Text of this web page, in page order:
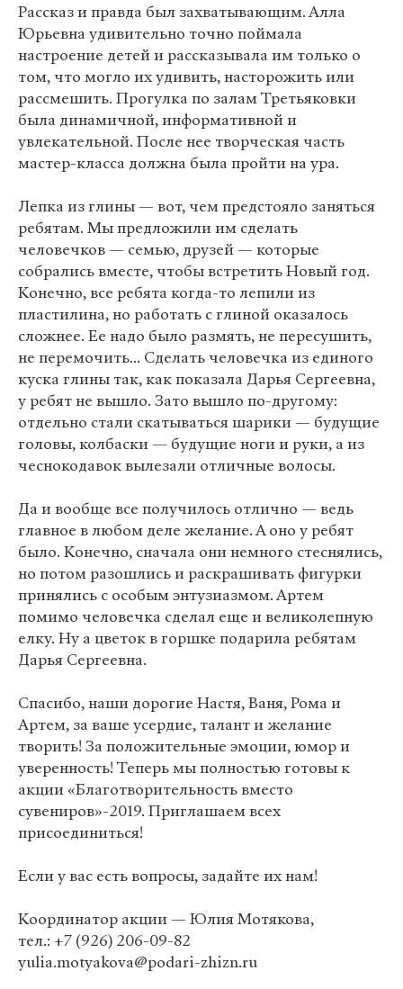
Рассказ и правда был захватывающим. Алла
Юрьевна удивительно точно поймала
настроение детей и рассказывала им только о
том, что могло их удивить, насторожить или
рассмешить. Прогулка по залам Третьяковки
была динамичной, информативной и
увлекательной. После нее творческая часть
мастер-класса должна была пройти на ура.
Лепка из глины — вот, чем предстояло заняться
ребятам. Мы предложили им сделать
человечков — семью, друзей — которые
собрались вместе, чтобы встретить Новый год.
Конечно, все ребята когда-то лепили из
пластилина, но работать с глиной оказалось
сложнее. Ее надо было размять, не пересушить,
не перемочить... Сделать человечка из единого
куска глины так, как показала Дарья Сергеевна,
у ребят не вышло. Зато вышло по-другому:
отдельно стали скатываться шарики — будущие
головы, колбаски — будущие ноги и руки, а из
чеснокодавок вылезали отличные волосы.
Да и вообще все получилось отлично — ведь
главное в любом деле желание. А оно у ребят
было. Конечно, сначала они немного стеснялись,
но потом разошлись и раскрашивать фигурки
принялись с особым энтузиазмом. Артем
помимо человечка сделал еще и великолепную
елку. Ну а цветок в горшке подарила ребятам
Дарья Сергеевна.
Спасибо, наши дорогие Настя, Ваня, Рома и
Артем, за ваше усердие, талант и желание
творить! За положительные эмоции, юмор и
уверенность! Теперь мы полностью готовы к
акции «Благотворительность вместо
сувениров»-2019. Приглашаем всех
присоединиться!
Если у вас есть вопросы, задайте их нам!
Координатор акции — Юлия Мотякова,
тел.: +7 (926) 206-09-82
yulia.motyakova@podari-zhizn.ru